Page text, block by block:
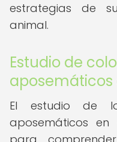
estrategias de
animal.
Estudio de
aposemáticos
El estudio de
aposemáticos en